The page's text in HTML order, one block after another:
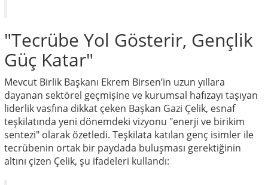
"Tecrübe Yol Gösterir, Gençlik
Güç Katar"
Mevcut Birlik Başkanı Ekrem Birsen’in uzun yıllara
dayanan sektörel geçmişine ve kurumsal hafızayı taşıyan
liderlik vasfına dikkat çeken Başkan Gazi Çelik, esnaf
teşkilatında yeni dönemdeki vizyonu "enerji ve birikim
sentezi" olarak özetledi. Teşkilata katılan genç isimler ile
tecrübenin ortak bir paydada buluşması gerektiğinin
altını çizen Çelik, şu ifadeleri kullandı: